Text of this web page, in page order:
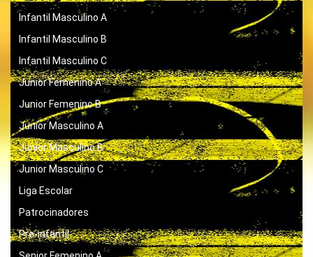
Infantil Masculino A
Infantil Masculino B
Infantil Masculino C
Junior Femenino A
Junior Femenino B
Junior Masculino A
Junior Masculino B
Junior Masculino C
Liga Escolar
Patrocinadores
Pre-infantil